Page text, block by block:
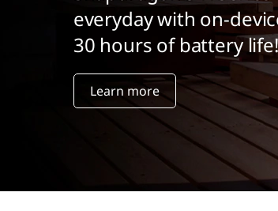
everyday with on-
30 hours of battery life!
Learn more